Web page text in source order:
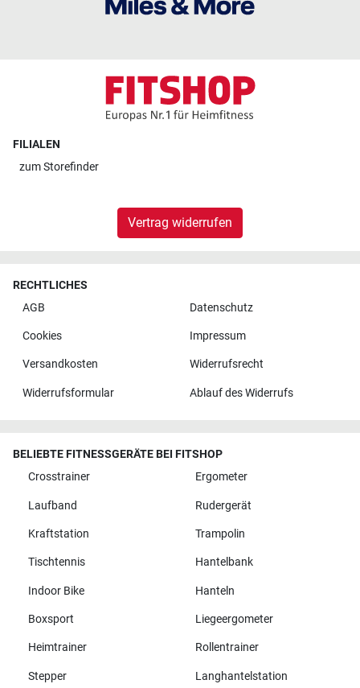
FILIALEN
zumStorefinder
Vertrag widerrufen
RECHTLICHES
AGB
Datenschutz
Cookies Impressum
Versandkosten Widerrufsrecht
Widerrufsformular Ablauf des Widerrufs
BELIEBTE FITNESSGERÄTE BEI FITSHOP
Crosstrainer
Ergometer
Laufband Rudergerät
Kraftstation Trampolin
Tischtennis Hantelbank
Indoor Bike Hanteln
Boxsport Liegeergometer
Heimtrainer Rollentrainer
Stepper Langhantelstation